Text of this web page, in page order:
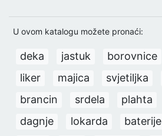
U ovom katalogu možete pronaći:
deka jastuk borovnice
liker
majica svjetiljka
brancin
srdela plahta
dagnje
lokarda baterije